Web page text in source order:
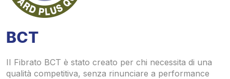
BCT
II Fibrato BCT è stato creato per chi necessita di una
qualità competitiva, senza rinunciare a performance